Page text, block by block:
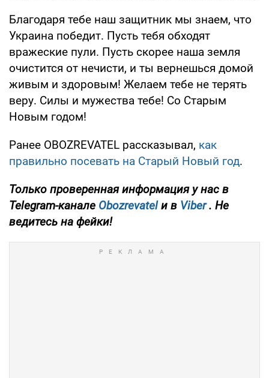
Благодаря тебе наш защитник мы знаем, что
Украина победит. Пусть тебя обходят
вражеские пули. Пусть скорее наша земля
очистится от нечисти, и ты вернешься домой
живым и здоровым! Желаем тебе не терять
веру. Силы и мужества тебе! Со Старым
Новым годом!
Ранее OBOZREVATEL рассказывал, как
правильно посевать на Старый Новый год.
Только проверенная информация у нас в
Telegram-канале Obozrevatel и в Viber . Не
ведитесь на фейки!